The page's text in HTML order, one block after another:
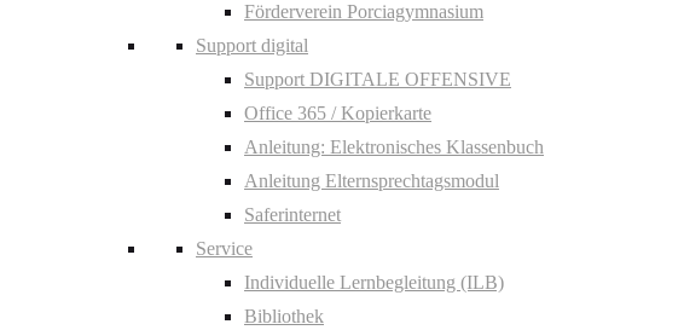
Förderverein Porciagymnasium
Support digital
Support DIGITALE OFFENSIVE
Office 365 / Kopierkarte
Anleitung: Elektronisches Klassenbuch
Anleitung Elternsprechtagsmodul
Saferinternet
Service
Individuelle Lernbegleitung (ILB)
Bibliothek